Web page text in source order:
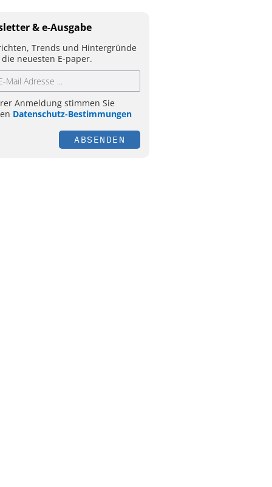
& e-Ausgabe
Trends und Hintergründe
neuesten E-paper.
Anmeldung stimmen Sie
Datenschutz-Bestimmungen
ABSENDEN